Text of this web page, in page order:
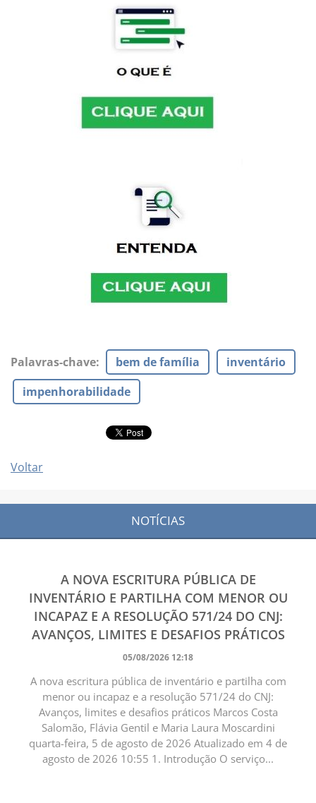
Palavras-chave: bem de família
inventário
impenhorabilidade
Voltar
NOTÍCIAS
A NOVA ESCRITURA PÚBLICA DE
INVENTÁRIO E PARTILHA COM MENOR OU
INCAPAZ E A RESOLUÇÃO 571/24 DO CNJ:
AVANÇOS, LIMITES E DESAFIOS PRÁTICOS
05/08/2026 12:18
A nova escritura pública de inventário e partilha com
menor ou incapaz e a resolução 571/24 do CNJ:
Avanços, limites e desafios práticos Marcos Costa
Salomão, Flávia Gentil e Maria Laura Moscardini
quarta-feira, 5 de agosto de 2026 Atualizado em 4 de
agosto de 2026 10:55 1. Introdução O serviço...